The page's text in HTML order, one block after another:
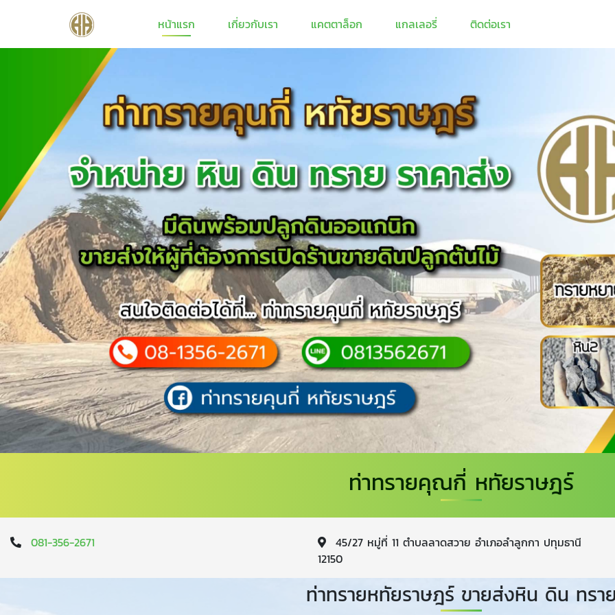
หน้าแรก เกี่ยวกับเรา แคตตาล็อก แกลเลอรี่ ติดต่อเรา
ท่าทรายคุณกี่ หทัยราษฎร์
081-356-2671
45/27 หมู่ที่ 11 ตำบลลาดสวาย อำเภอลำลูกกา ปทุมธานี
12150
ท่าทรายหทัยราษฎร์ ขายส่งหิน ดิน ทรา